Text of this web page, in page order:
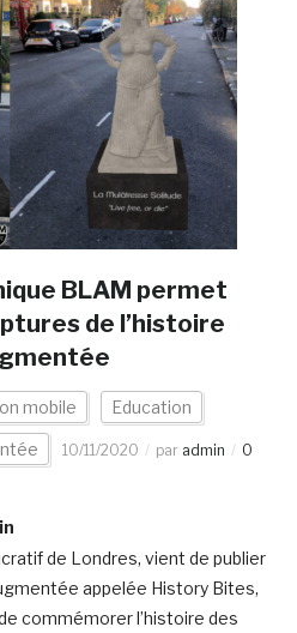
BLAM permet
de l’histoire
mobile Education
10/11/2020 par admin
0
de Londres, vient de publier
appelée History Bites,
commémorer l’histoire des